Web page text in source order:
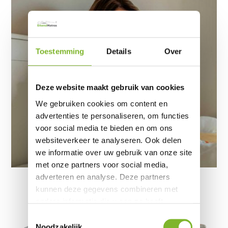
Toestemming Details Over
Deze website maakt gebruik van cookies
We gebruiken cookies om content en
advertenties te personaliseren, om functies
voor social media te bieden en om ons
websiteverkeer te analyseren. Ook delen
we informatie over uw gebruik van onze site
met onze partners voor social media,
adverteren en analyse. Deze partners
kunnen deze gegevens combineren met
basis van uw gebruik van hun services.